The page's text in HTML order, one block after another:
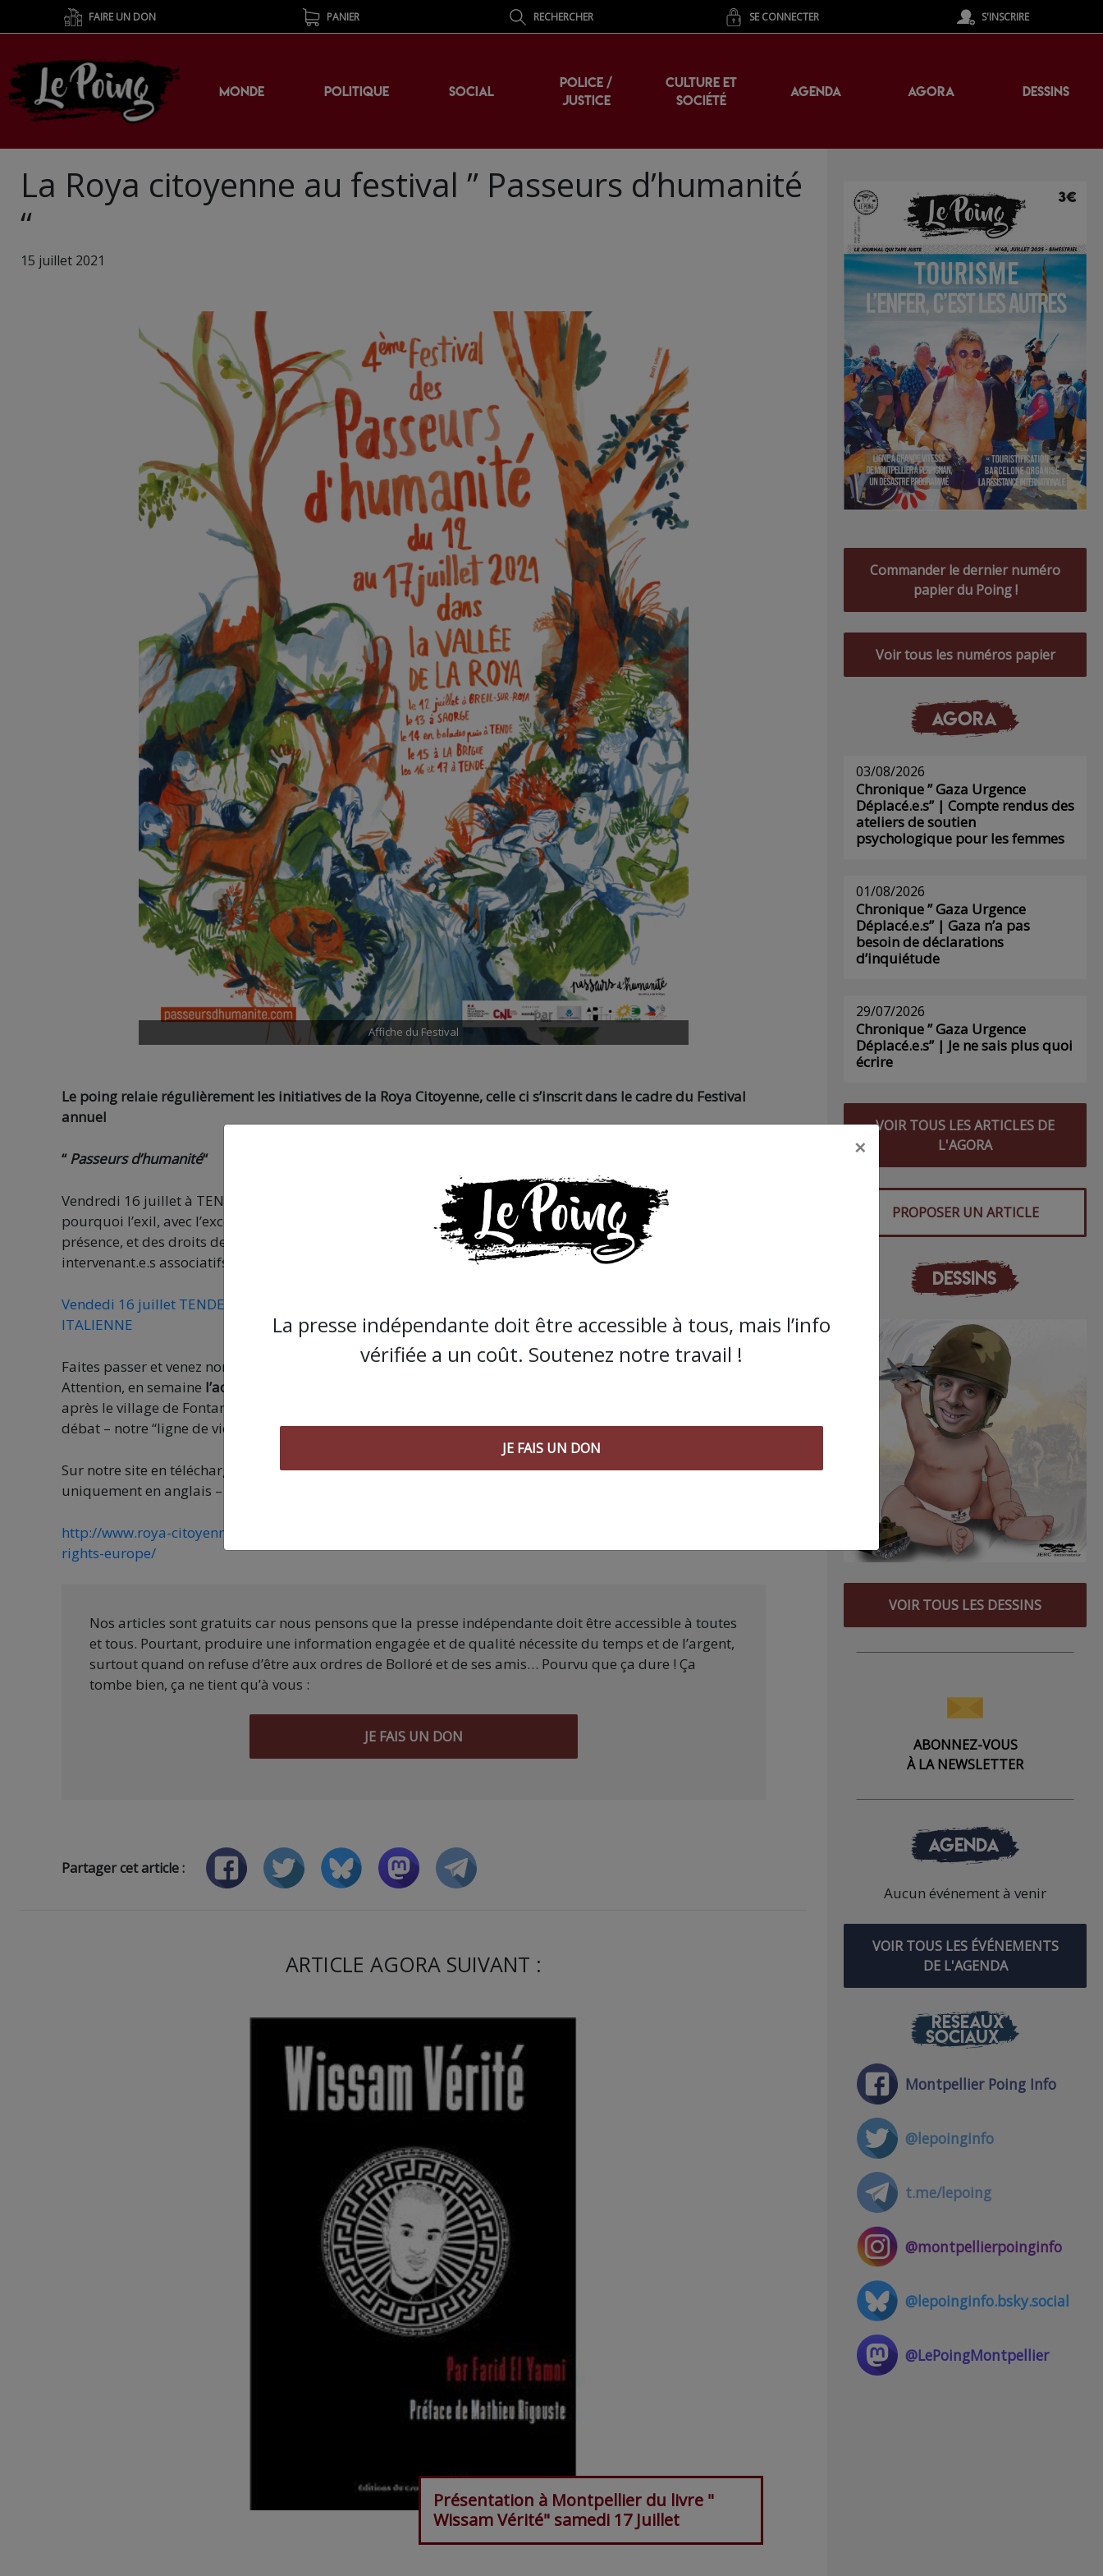
FAIRE UN DON PANIER RECHERCHER SE CONNECTER S'INSCRIRE
MONDE POLITIQUE SOCIAL
POLICE /
JUSTICE
CULTURE ET
SOCIÉTÉ
AGENDA AGORA DESSINS
La Roya citoyenne au festival ” Passeurs d’humanité
“
15 juillet 2021
Affiche du Festival
Le poing relaie régulièrement les initiatives de la Roya Citoyenne, celle ci s’inscrit dans le cadre du Festival
annuel
“Passeurs d’humanité“
Vendredi 16 juillet à TENDE dans le cadre du festival Passeurs d’humanité une matinée sur le thème de
pourquoi l’exil, avec l’excellent documentaire “Prince, les chimères de l’exil” de Thierry Leclere et en sa
présence, et des droits des exilés à la frontière, avec l’avocat Zia Oloumi et de nombreux-euses
intervenant.e.s associatifs :
Vendedi 16 juillet TENDE : REGARDS CROISES SUR LES DROITS FONDAMENTAUX A LA FRONTIERE FRANCO-
ITALIENNE
Faites passer et venez nombreuses-eux ! Bienvenue !
Attention, en semaine l’accès à la Haute-Roya est possible uniquement de 7h30
après le village de Fontan) ; malheureusement le train ne permet pas d’arriver suffisamment à temps pour le
débat – notre “ligne de vie” reste à sauver pour sauver les villages !
Sur notre site en téléchargement le nouveau rapport de Progetto 20K – malheureusement pour l’instant
uniquement en anglais – en partenariat avec Refugee Rights Europe
http://www.roya-citoyenne.fr/2021/07/rapport-the-exacerbation-of-a-crisis-de-progetto-20k-et-refugee-
rights-europe/
Nos articles sont gratuits car nous pensons que la presse indépendante doit être accessible à toutes
et tous. Pourtant, produire une information engagée et de qualité nécessite du temps et de l’argent,
surtout quand on refuse d’être aux ordres de Bolloré et de ses amis… Pourvu que ça dure ! Ça
tombe bien, ça ne tient qu’à vous :
JE FAIS UN DON
Partager cet article :
ARTICLE AGORA SUIVANT :
Présentation à Montpellier du livre "
Wissam Vérité" samedi 17 Juillet
Commander le dernier numéro
papier du Poing !
Voir tous les numéros papier
AGORA
03/08/2026
Chronique ” Gaza Urgence
Déplacé.e.s” | Compte rendus des
ateliers de soutien
psychologique pour les femmes
01/08/2026
Chronique ” Gaza Urgence
Déplacé.e.s” | Gaza n’a pas
besoin de déclarations
d’inquiétude
29/07/2026
Chronique ” Gaza Urgence
Déplacé.e.s” | Je ne sais plus quoi
écrire
VOIR TOUS LES ARTICLES DE
L'AGORA
PROPOSER UN ARTICLE
DESSINS
VOIR TOUS LES DESSINS
ABONNEZ-VOUS
À LA NEWSLETTER
AGENDA
Aucun événement à venir
VOIR TOUS LES ÉVÉNEMENTS
DE L'AGENDA
RÉSEAUX
SOCIAUX
Montpellier Poing Info
@lepoinginfo
t.me/lepoing
@montpellierpoinginfo
@lepoinginfo.bsky.social
@LePoingMontpellier
×
La presse indépendante doit être accessible à tous, mais l’info
vérifiée a un coût. Soutenez notre travail !
JE FAIS UN DON